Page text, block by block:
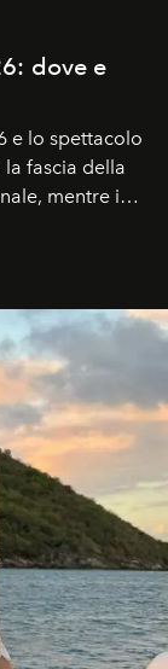
dove e
e lo spettacolo
la fascia della
mentre in
regole per